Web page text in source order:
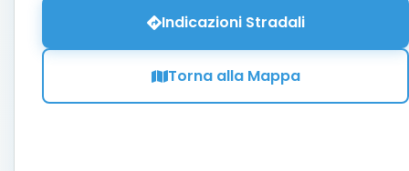
Indicazioni Stradali
Torna alla Mappa